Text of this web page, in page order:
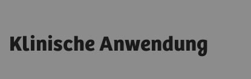
Klinische Anwendung